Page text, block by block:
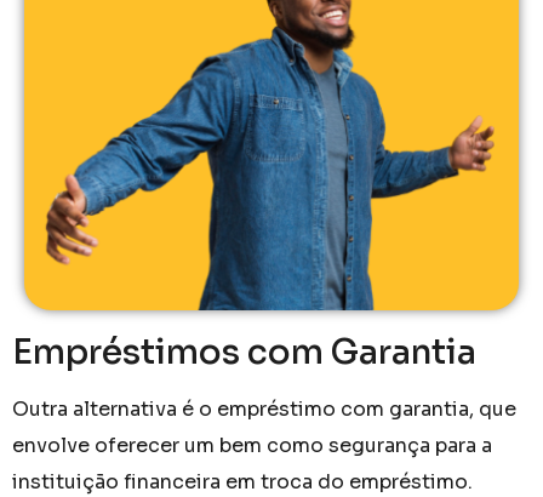
Empréstimos com Garantia
Outra alternativa é o empréstimo com garantia, que
envolve oferecer um bem como segurança para a
instituição financeira em troca do empréstimo.